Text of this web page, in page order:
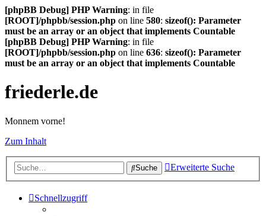
[phpBB Debug] PHP Warning: in file
[ROOT]/phpbb/session.php on line 580: sizeof(): Parameter
must be an array or an object that implements Countable
[phpBB Debug] PHP Warning: in file
[ROOT]/phpbb/session.php on line 636: sizeof(): Parameter
must be an array or an object that implements Countable
friederle.de
Monnem vorne!
Zum Inhalt
Suche Erweiterte Suche
Schnellzugriff